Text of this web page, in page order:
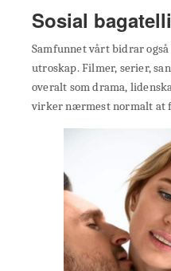
Sosial
Samfunnet vårt bidrar
utroskap. Filmer, serier,
overalt som drama,
virker nærmest normalt at